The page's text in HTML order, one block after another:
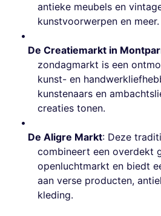
antieke meubels en
kunstvoorwerpen en meer.
De Creatiemarkt in
zondagmarkt is een
kunst- en
kunstenaars en
creaties tonen.
De Aligre Markt: Deze
combineert een overdekt
openluchtmarkt en biedt
aan verse producten,
kleding.